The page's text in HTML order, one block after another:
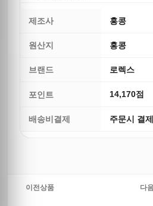
제조사 홍콩
원산지 홍콩
브랜드 로렉스
포인트 14,170점
배송비결제 주문시 결제
이전상품 다